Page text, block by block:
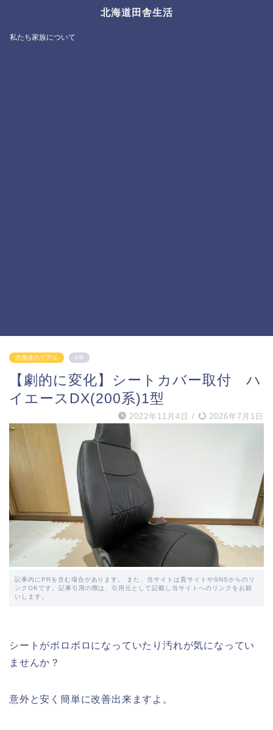
北海道田舎生活
私たち家族について
北海道のリアル PR
【劇的に変化】シートカバー取付 ハ
イエースDX(200系)1型
2022年11月4日 / 2026年7月1日
記事内にPRを含む場合があります。 また、当サイトは貴サイトやSNSからのリ
ンクOKです。記事引用の際は、引用元として記載し当サイトへのリンクをお願
いします。
シートがボロボロになっていたり汚れが気になってい
ませんか？
意外と安く簡単に改善出来ますよ。